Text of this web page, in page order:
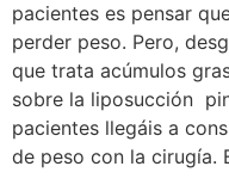
pacientes es pensar
perder peso. Pero,
que trata acúmulos
sobre la liposucción
pacientes llegáis a
de peso con la cirugía.